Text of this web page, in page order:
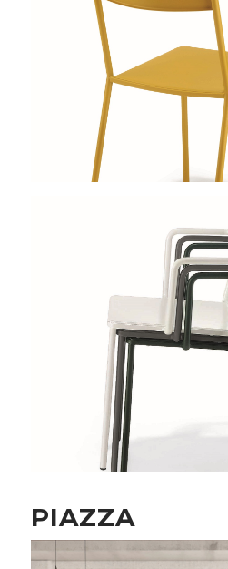
PIAZZA